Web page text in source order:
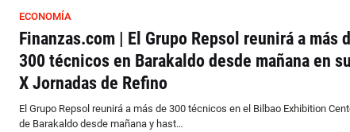
ECONOMÍA
Finanzas.com | El Grupo Repsol reunirá a más
300 técnicos en Barakaldo desde mañana en
X Jornadas de Refino
El Grupo Repsol reunirá a más de 300 técnicos en el Bilbao Exhibition
de Barakaldo desde mañana y hast…